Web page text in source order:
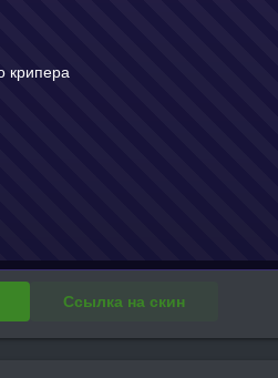
Ссылка на скин